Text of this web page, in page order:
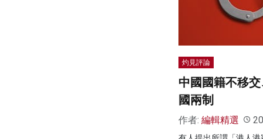
灼見評論
中國國籍不移
國兩制
作者: 編輯精選